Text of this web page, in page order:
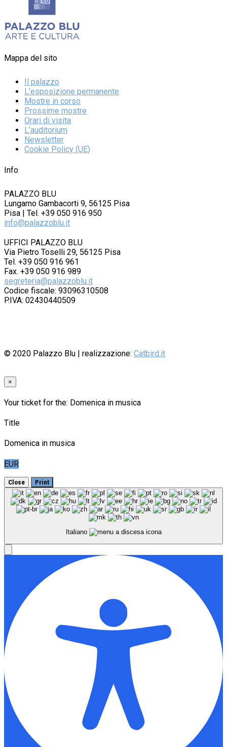
Mappa del sito
Il palazzo
L’esposizione permanente
Mostre in corso
Prossime mostre
Orari di visita
L’auditorium
Newsletter
Cookie Policy (UE)
Info
PALAZZO BLU
Lungarno Gambacorti 9, 56125 Pisa
Pisa | Tel. +39 050 916 950
info@palazzoblu.it
UFFICI PALAZZO BLU
Via Pietro Toselli 29, 56125 Pisa
Tel. +39 050 916 961
Fax. +39 050 916 989
segreteria@palazzoblu.it
Codice fiscale: 93096310508
P.IVA: 02430440509
© 2020 Palazzo Blu | realizzazione: Catbird.it
×
Your ticket for the: Domenica in musica
Title
Domenica in musica
EUR
Close Print
Italiano